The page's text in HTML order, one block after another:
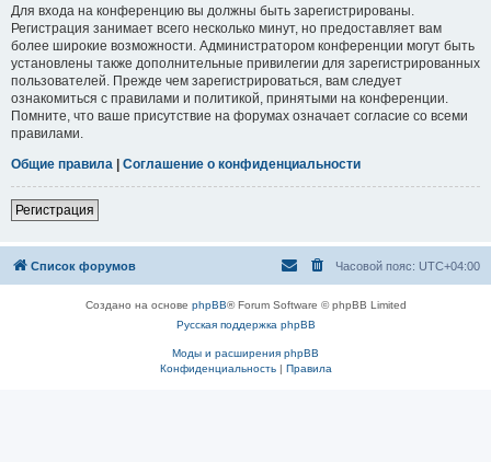
Для входа на конференцию вы должны быть зарегистрированы.
Регистрация занимает всего несколько минут, но предоставляет вам
более широкие возможности. Администратором конференции могут быть
установлены также дополнительные привилегии для зарегистрированных
пользователей. Прежде чем зарегистрироваться, вам следует
ознакомиться с правилами и политикой, принятыми на конференции.
Помните, что ваше присутствие на форумах означает согласие со всеми
правилами.
Общие правила | Соглашение о конфиденциальности
Регистрация
Список форумов Часовой пояс: UTC+04:00
Создано на основе phpBB® Forum Software © phpBB Limited
Русская поддержка phpBB
Моды и расширения phpBB
Конфиденциальность| Правила